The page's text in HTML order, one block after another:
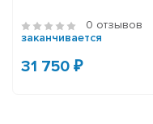
0 отзывов
заканчивается
31 750 ₽